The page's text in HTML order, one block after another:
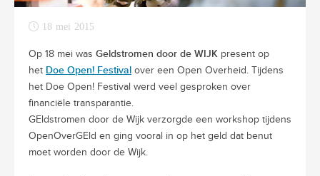
18 mei 2015
Op 18 mei was Geldstromen door de WIJK present op
het Doe Open! Festival over een Open Overheid. Tijdens
het Doe Open! Festival werd veel gesproken over
financiële transparantie.
GEldstromen door de Wijk verzorgde een workshop tijdens
OpenOverGEld en ging vooral in op het geld dat benut
moet worden door de Wijk.